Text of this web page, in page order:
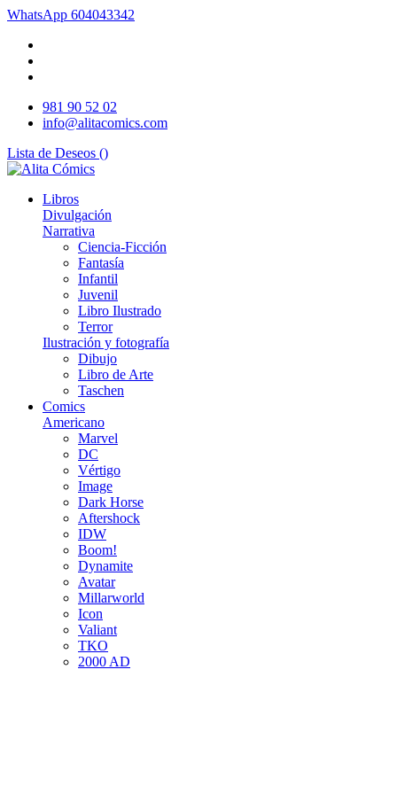
WhatsApp 604043342
981 90 52 02
info@alitacomics.com
Lista de Deseos ()
Libros
Divulgación
Narrativa
Ciencia-Ficción
Fantasía
Infantil
Juvenil
Libro Ilustrado
Terror
Ilustración y fotografía
Dibujo
Libro de Arte
Taschen
Comics
Americano
Marvel
DC
Vértigo
Image
Dark Horse
Aftershock
IDW
Boom!
Dynamite
Avatar
Millarworld
Icon
Valiant
TKO
2000 AD